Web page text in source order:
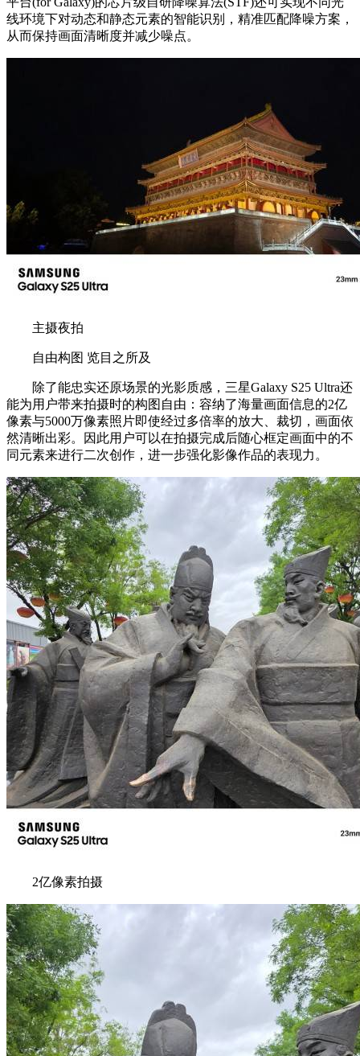
线环境下对动态和静态元素的智能识别，精准匹配降噪方案，
从而保持画面清晰度并减少噪点。
主摄夜拍
自由构图 览目之所及
除了能忠实还原场景的光影质感，三星Galaxy S25 Ultra还
能为用户带来拍摄时的构图自由：容纳了海量画面信息的2亿
像素与5000万像素照片即使经过多倍率的放大、裁切，画面依
然清晰出彩。因此用户可以在拍摄完成后随心框定画面中的不
同元素来进行二次创作，进一步强化影像作品的表现力。
2亿像素拍摄